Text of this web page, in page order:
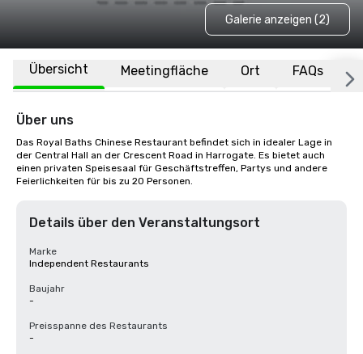
Galerie anzeigen (2)
Übersicht Meetingfläche Ort FAQs
Über uns
Das Royal Baths Chinese Restaurant befindet sich in idealer Lage in
der Central Hall an der Crescent Road in Harrogate. Es bietet auch
einen privaten Speisesaal für Geschäftstreffen, Partys und andere
Feierlichkeiten für bis zu 20 Personen.
Details über den Veranstaltungsort
Marke
Independent Restaurants
Baujahr
-
Preisspanne des Restaurants
-